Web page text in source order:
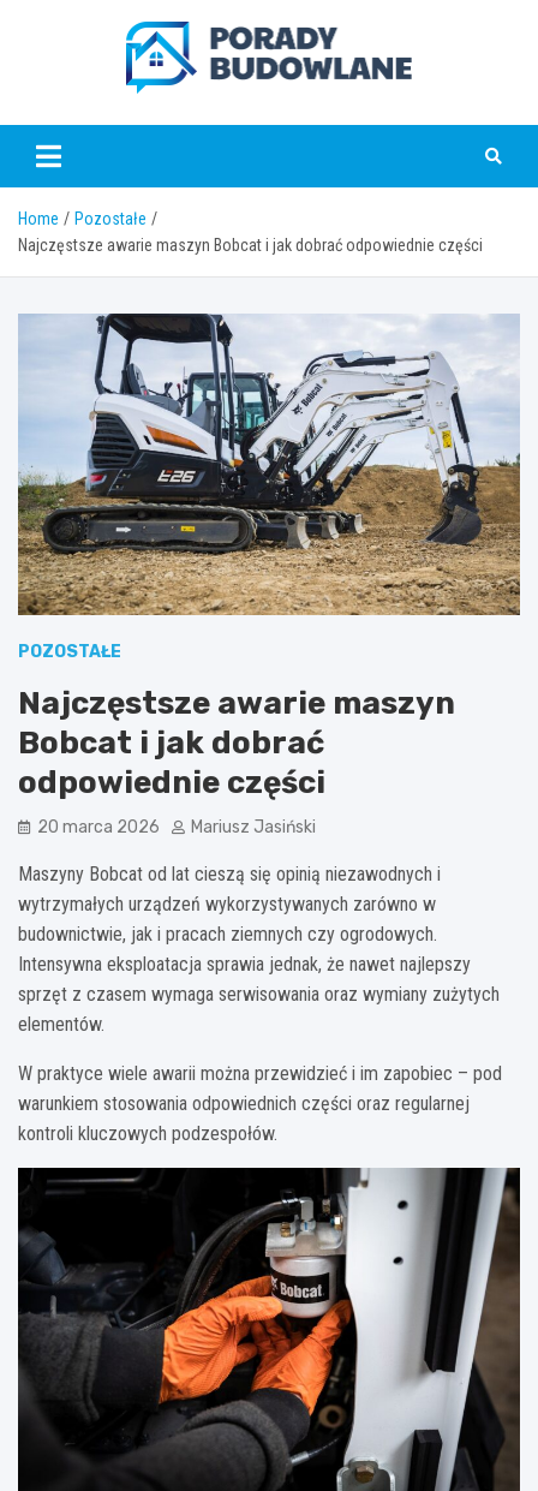
poradybudowlane.pl
Home
Pozostałe
Najczęstsze awarie maszyn Bobcat i jak dobrać odpowiednie części
POZOSTAŁE
Najczęstsze awarie maszyn
Bobcat i jak dobrać
odpowiednie części
20 marca 2026 Mariusz Jasiński
Maszyny Bobcat od lat cieszą się opinią niezawodnych i
wytrzymałych urządzeń wykorzystywanych zarówno w
budownictwie, jak i pracach ziemnych czy ogrodowych.
Intensywna eksploatacja sprawia jednak, że nawet najlepszy
sprzęt z czasem wymaga serwisowania oraz wymiany zużytych
elementów.
W praktyce wiele awarii można przewidzieć i im zapobiec – pod
warunkiem stosowania odpowiednich części oraz regularnej
kontroli kluczowych podzespołów.